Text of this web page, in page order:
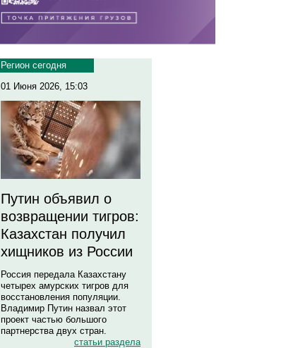
Регион сегодня
01 Июня 2026, 15:03
Путин объявил о
возвращении тигров:
Казахстан получил
хищников из России
Россия передала Казахстану
четырех амурских тигров для
восстановления популяции.
Владимир Путин назвал этот
проект частью большого
партнерства двух стран.
статьи раздела